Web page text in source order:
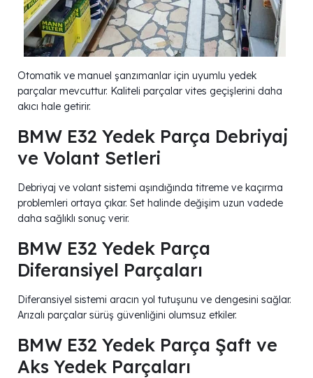
Otomatik ve manuel şanzımanlar için uyumlu yedek
parçalar mevcuttur. Kaliteli parçalar vites geçişlerini daha
akıcı hale getirir.
BMW E32 Yedek Parça Debriyaj
ve Volant Setleri
Debriyaj ve volant sistemi aşındığında titreme ve kaçırma
problemleri ortaya çıkar. Set halinde değişim uzun vadede
daha sağlıklı sonuç verir.
BMW E32 Yedek Parça
Diferansiyel Parçaları
Diferansiyel sistemi aracın yol tutuşunu ve dengesini sağlar.
Arızalı parçalar sürüş güvenliğini olumsuz etkiler.
BMW E32 Yedek Parça Şaft ve
Aks Yedek Parçaları